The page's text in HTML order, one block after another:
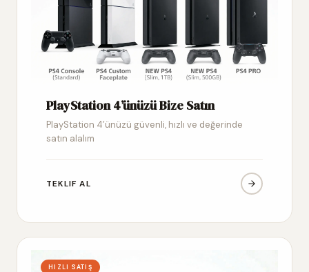
PlayStation 4’ünüzü Bize Satın
PlayStation 4’ünüzü güvenli, hızlı ve değerinde
satın alalım
TEKLIF AL
HIZLI SATIŞ